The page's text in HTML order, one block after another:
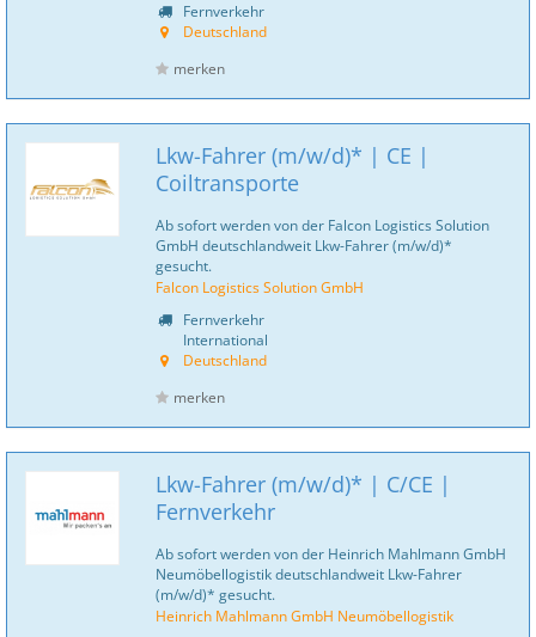
Fernverkehr
Deutschland
merken
Lkw-Fahrer (m/w/d)* | CE |
Coiltransporte
Ab sofort werden von der Falcon Logistics Solution
GmbH deutschlandweit Lkw-Fahrer (m/w/d)*
gesucht.
Falcon Logistics Solution GmbH
Fernverkehr
International
Deutschland
merken
Lkw-Fahrer (m/w/d)* | C/CE |
Fernverkehr
Ab sofort werden von der Heinrich Mahlmann GmbH
Neumöbellogistik deutschlandweit Lkw-Fahrer
(m/w/d)* gesucht.
Heinrich Mahlmann GmbH Neumöbellogistik